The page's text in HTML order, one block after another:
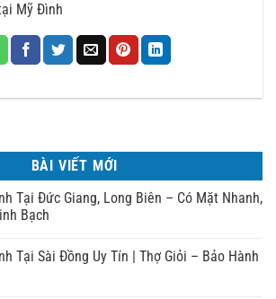
Mỹ Đình
BÀI VIẾT MỚI
Tại Đức Giang, Long Biên – Có Mặt Nhanh,
Bạch
Tại Sài Đồng Uy Tín | Thợ Giỏi – Bảo Hành